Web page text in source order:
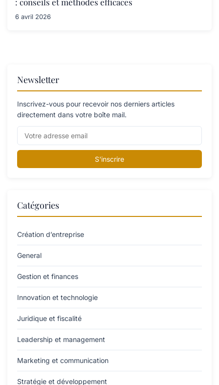
6 avril 2026
Newsletter
Inscrivez-vous pour recevoir nos derniers articles
directement dans votre boîte mail.
S'inscrire
Catégories
Création d’entreprise
General
Gestion et finances
Innovation et technologie
Juridique et fiscalité
Leadership et management
Marketing et communication
Stratégie et développement